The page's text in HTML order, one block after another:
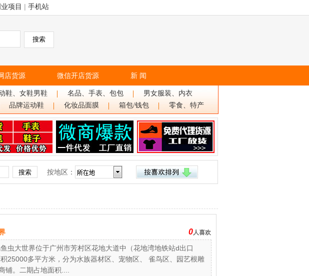
项目 | 手机站
店货源 微信开店货源 新 闻
鞋、女鞋男鞋 名品、手表、包包
男女服装、内衣
品牌运动鞋 化妆品面膜 箱包/钱包 零食、特产
按地区：
0人喜欢
虫大世界位于广州市芳村区花地大道中（花地湾地铁站d出口
25000多平方米，分为水族器材区、宠物区、 雀鸟区、园艺根雕
铺。二期占地面积....